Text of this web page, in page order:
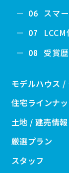
06 スマ
07
08 受賞歴
モデルハウス /
住宅ラインナ
土地 / 建売情報
厳選プラン
スタッフ